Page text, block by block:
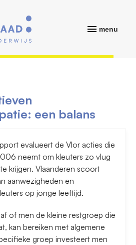
menu
een balans
evalueert de Vlor acties die
neemt om kleuters zo vlug
krijgen. Vlaanderen scoort
aanwezigheden en
op jonge leeftijd.
of men de kleine restgroep die
kan bereiken met algemene
groep investeert men